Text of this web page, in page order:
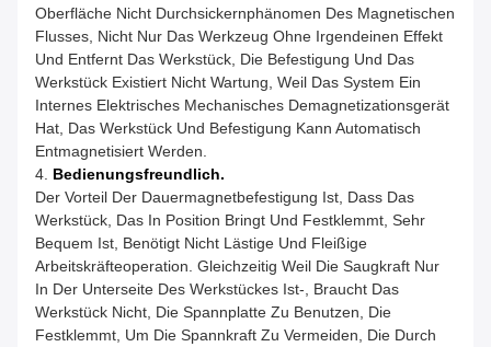
Oberfläche Nicht Durchsickernphänomen Des Magnetischen
Flusses, Nicht Nur Das Werkzeug Ohne Irgendeinen Effekt
Und Entfernt Das Werkstück, Die Befestigung Und Das
Werkstück Existiert Nicht Wartung, Weil Das System Ein
Internes Elektrisches Mechanisches Demagnetizationsgerät
Hat, Das Werkstück Und Befestigung Kann Automatisch
Entmagnetisiert Werden.
4. Bedienungsfreundlich.
Der Vorteil Der Dauermagnetbefestigung Ist, Dass Das
Werkstück, Das In Position Bringt Und Festklemmt, Sehr
Bequem Ist, Benötigt Nicht Lästige Und Fleißige
Arbeitskräfteoperation. Gleichzeitig Weil Die Saugkraft Nur
In Der Unterseite Des Werkstückes Ist-, Braucht Das
Werkstück Nicht, Die Spannplatte Zu Benutzen, Die
Festklemmt, Um Die Spannkraft Zu Vermeiden, Die Durch